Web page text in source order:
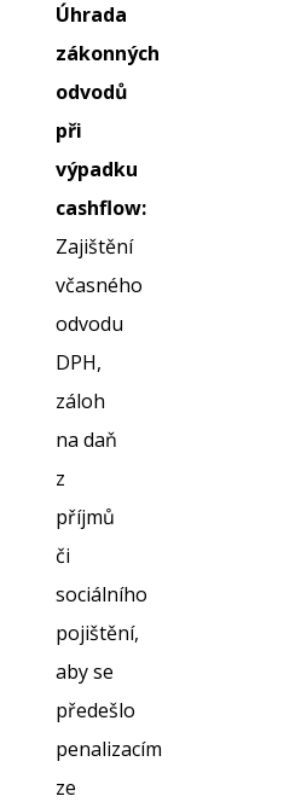
Úhrada
zákonných
odvodů
při
výpadku
cashflow:
Zajištění
včasného
odvodu
DPH,
záloh
na daň
z
příjmů
či
sociálního
pojištění,
aby se
předešlo
penalizacím
ze